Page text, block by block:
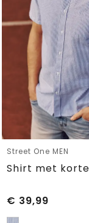
Street One MEN
€ 39,99